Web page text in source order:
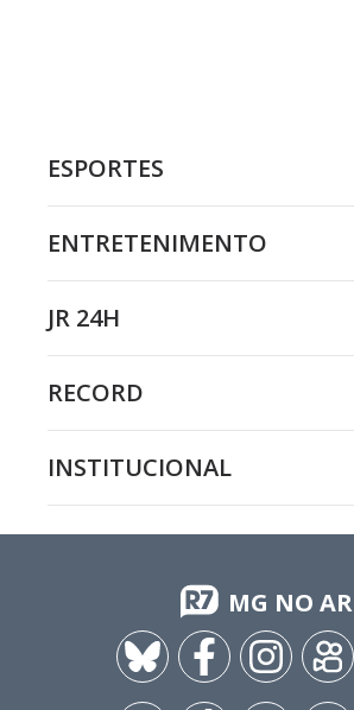
ESPORTES
ENTRETENIMENTO
JR 24H
RECORD
INSTITUCIONAL
MG NO AR